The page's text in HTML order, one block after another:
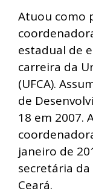
Atuou como
estadual de
carreira da
(UFCA).
de
18 em 2007.
janeiro de
secretária
Ceará.